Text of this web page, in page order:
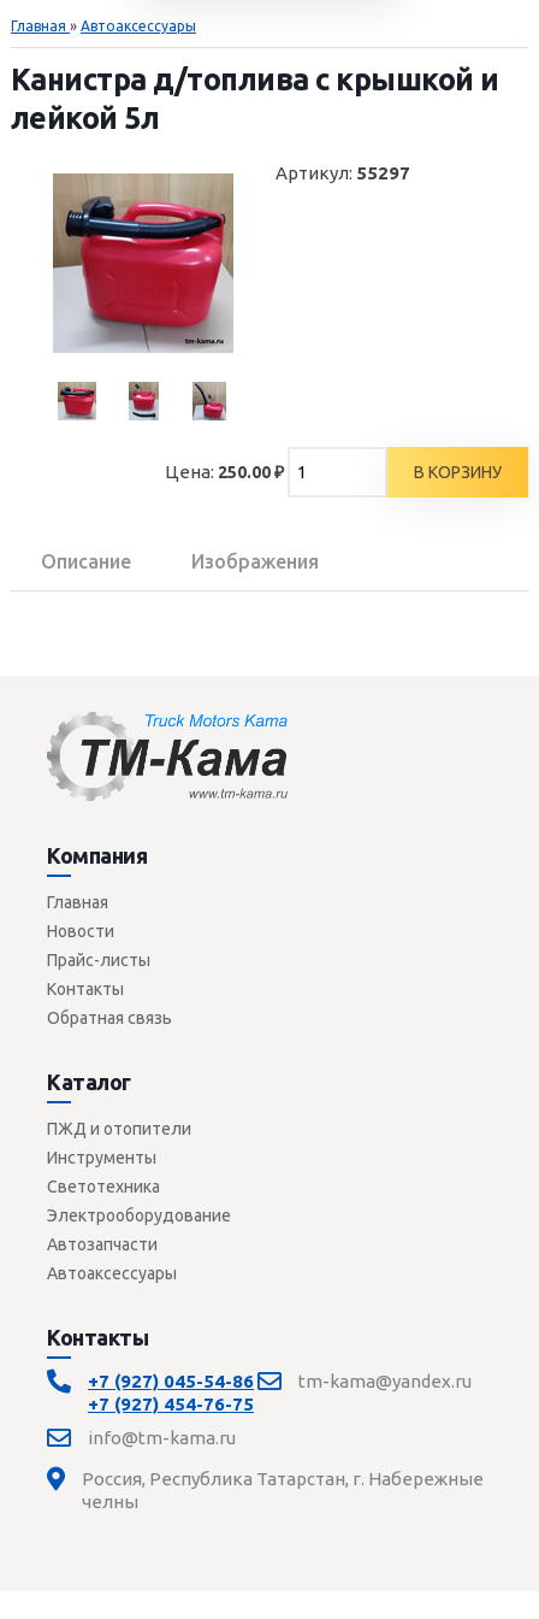
Главная » Автоаксессуары
Канистра д/топлива с крышкой и
лейкой 5л
Цена: 250.00 ₽
Артикул: 55297
Описание Изображения
Компания
Главная
Новости
Прайс-листы
Контакты
Обратная связь
Каталог
ПЖД и отопители
Инструменты
Светотехника
Электрооборудование
Автозапчасти
Автоаксессуары
Контакты
+7 (927) 045-54-86
+7 (927) 454-76-75
tm-kama@yandex.ru
info@tm-kama.ru
Россия, Республика Татарстан, г. Набережные
челны